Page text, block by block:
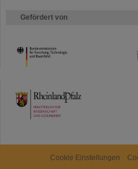
Gefördert von
HMWK
TMWWDG
Cookie Einstellungen